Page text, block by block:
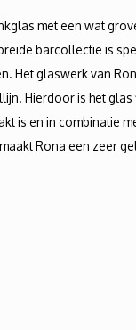
met een wat
barcollectie is
Het glaswerk van
Hierdoor is het
is en in combinatie
Rona een zeer